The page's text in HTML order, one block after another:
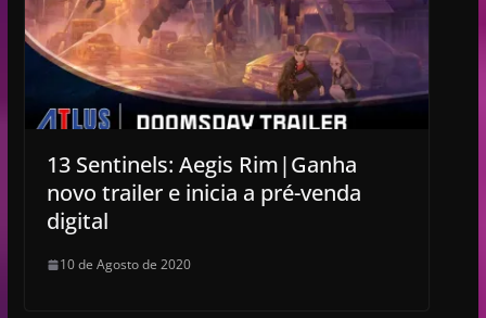
13 Sentinels: Aegis Rim|Ganha
novo trailer e inicia a pré-venda
digital
10 de Agosto de 2020